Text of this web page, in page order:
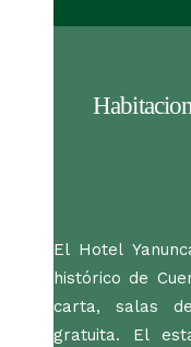
El Hotel
histórico de
carta, salas
gratuita. El